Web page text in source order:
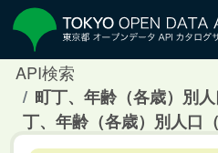
API検索
町丁、年齢（各歳）別
丁、年齢（各歳）別人口